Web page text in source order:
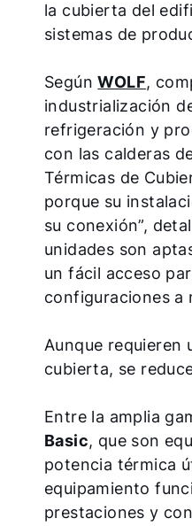
la cubierta del
sistemas de
SegúnWOLF,
industrialización
refrigeración y
con las calderas
Térmicas de
porque su
su conexión”,
unidades son
un fácil acceso
configuraciones a
Aunque requieren
cubierta, se
Entre la amplia
Basic, que son
potencia térmica
equipamiento
prestaciones y